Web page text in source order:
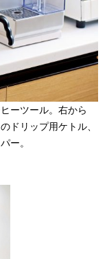
ーツール。右から
ドリップ用ケトル、
ー。